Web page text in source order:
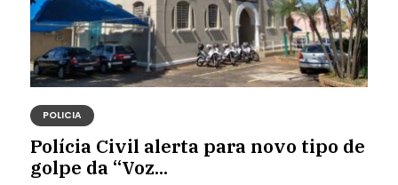
POLICIA
Polícia Civil alerta para novo tipo de
golpe da “Voz...